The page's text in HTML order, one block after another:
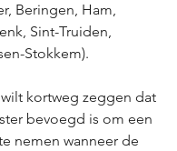
Beringen, Ham,
Sint-Truiden,
Stokkem).
kortweg zeggen dat
bevoegd is om een
nemen wanneer de